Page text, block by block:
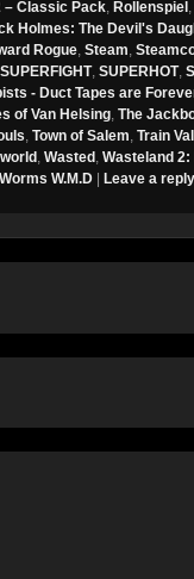
– Classic Pack, Rollenspiel,
Holmes: The Devil's
Rogue, Steam,
SUPERFIGHT, SUPERHOT,
- Duct Tapes are
of Van Helsing, The
, Town of Salem, Train
, Wasted, Wasteland
Worms W.M.D | Leave a reply